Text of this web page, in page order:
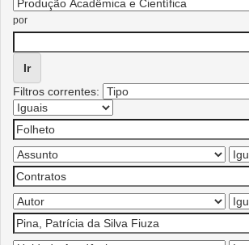
por
Filtros correntes: